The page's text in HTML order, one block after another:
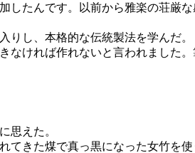
したんです。以前から雅楽の荘厳
し、本格的な伝統製法を学んだ。
なければ作れないと言われました
思えた。
きた煤で真っ黒になった女竹を